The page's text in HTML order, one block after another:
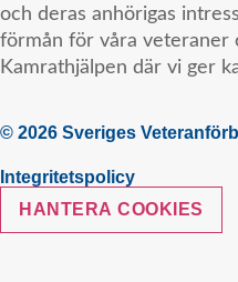
och deras anhörigas
förmån för våra veteraner
Kamrathjälpen där vi ger
© 2026 Sveriges
Integritetspolicy
HANTERA COOKIES